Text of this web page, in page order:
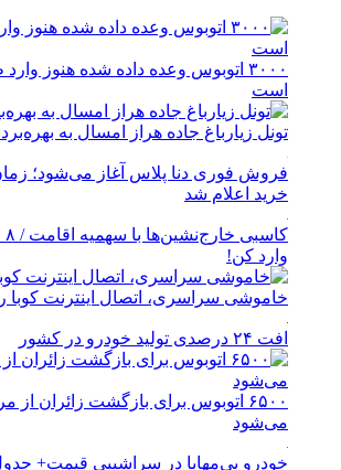
۳۰۰۰ اتوبوس وعده داده شده هنوز
است
تونل زیارباغ جاده هراز امسال به
فروش فوری دنا پلاس آغاز می‌شود؛
خرید اعلام شد
وارد کن!
خاموشی سراسری، اتصال اینترنت کوبا
افت ۲۴ درصدی تولید خودرو در کشور
۶۵۰۰ اتوبوس برای بازگشت زائران
می‌شود
خودرو بی‌مهابا در سراشیبی قیمت+